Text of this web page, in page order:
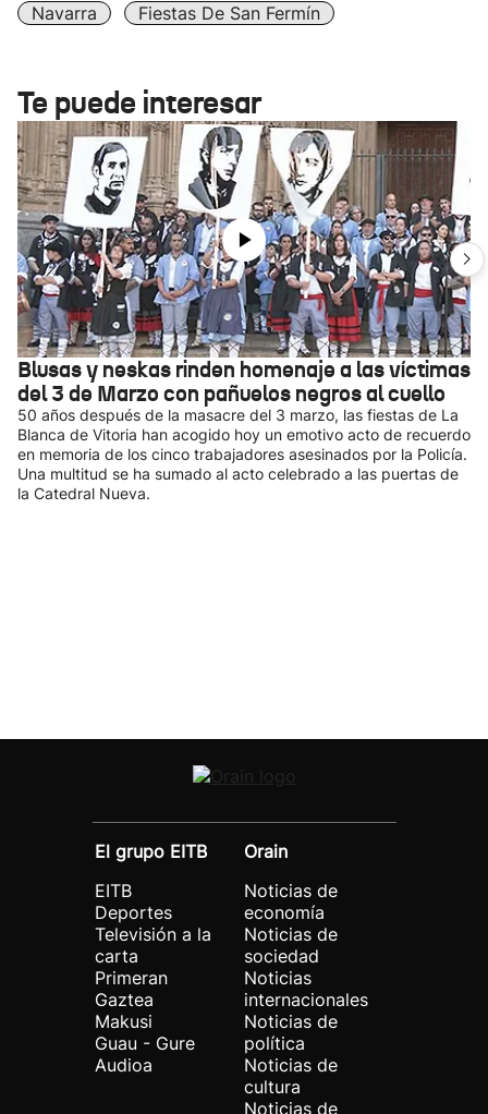
Navarra
Fiestas De San Fermín
Te puede interesar
Blusas y neskas rinden homenaje a las víctimas
del 3 de Marzo con pañuelos negros al cuello
50 años después de la masacre del 3 marzo, las fiestas de La
Blanca de Vitoria han acogido hoy un emotivo acto de recuerdo
en memoria de los cinco trabajadores asesinados por la Policía.
Una multitud se ha sumado al acto celebrado a las puertas de
la Catedral Nueva.
El grupo EITB
EITB
Deportes
Televisión a la
carta
Primeran
Gaztea
Makusi
Guau - Gure
Audioa
Orain
Noticias de
economía
Noticias de
sociedad
Noticias
internacionales
Noticias de
política
Noticias de
cultura
Noticias de